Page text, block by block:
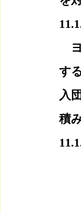
ヨ
す
入
積